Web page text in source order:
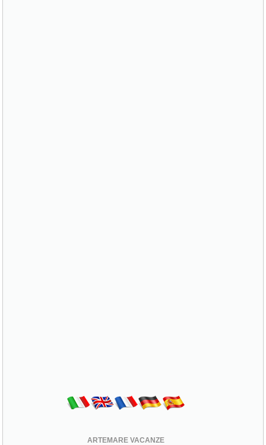
ARTEMARE VACANZE